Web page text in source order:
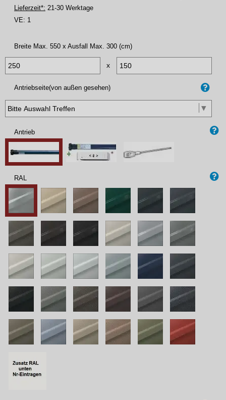
Lieferzeit*: 21-30 Werktage
VE: 1
Breite Max. 550 x Ausfall Max. 300 (cm)
x
Antriebseite(von außen gesehen)
Antrieb
RAL